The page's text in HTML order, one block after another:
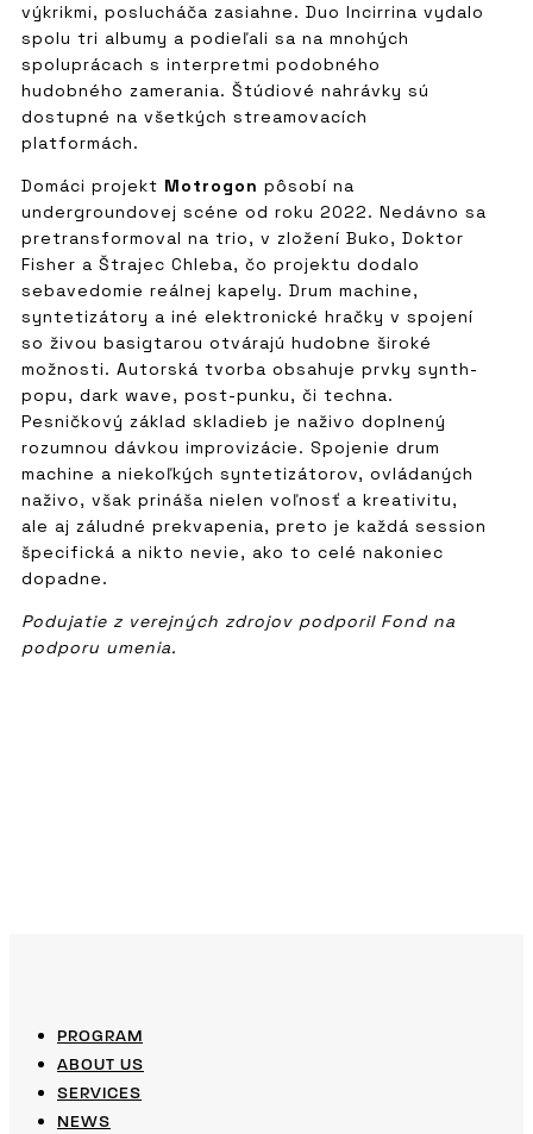
výkrikmi, poslucháča zasiahne. Duo Incirrina vydalo
spolu tri albumy a podieľali sa na mnohých
spoluprácach s interpretmi podobného
hudobného zamerania. Štúdiové nahrávky sú
dostupné na všetkých streamovacích
platformách.
Domáci projekt Motrogon pôsobí na
undergroundovej scéne od roku 2022. Nedávno sa
pretransformoval na trio, v zložení Buko, Doktor
Fisher a Štrajec Chleba, čo projektu dodalo
sebavedomie reálnej kapely. Drum machine,
syntetizátory a iné elektronické hračky v spojení
so živou basigtarou otvárajú hudobne široké
možnosti. Autorská tvorba obsahuje prvky synth-
popu, dark wave, post-punku, či techna.
Pesničkový základ skladieb je naživo doplnený
rozumnou dávkou improvizácie. Spojenie drum
machine a niekoľkých syntetizátorov, ovládaných
naživo, však prináša nielen voľnosť a kreativitu,
ale aj záludné prekvapenia, preto je každá session
špecifická a nikto nevie, ako to celé nakoniec
dopadne.
Podujatie z verejných zdrojov podporil Fond na
podporu umenia.
PROGRAM
ABOUT US
SERVICES
NEWS